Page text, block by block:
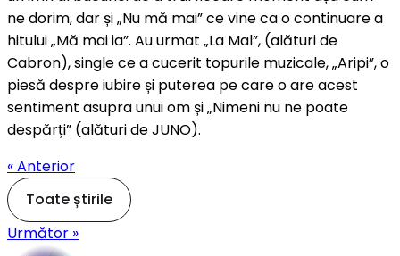
ne dorim, dar și „Nu mă mai” ce vine ca o continuare a
hitului „Mă mai ia”. Au urmat „La Mal”, (alături de
Cabron), single ce a cucerit topurile muzicale, „Aripi”, o
piesă despre iubire și puterea pe care o are acest
sentiment asupra unui om și „Nimeni nu ne poate
despărți” (alături de JUNO).
« Anterior
Toate știrile
Următor »